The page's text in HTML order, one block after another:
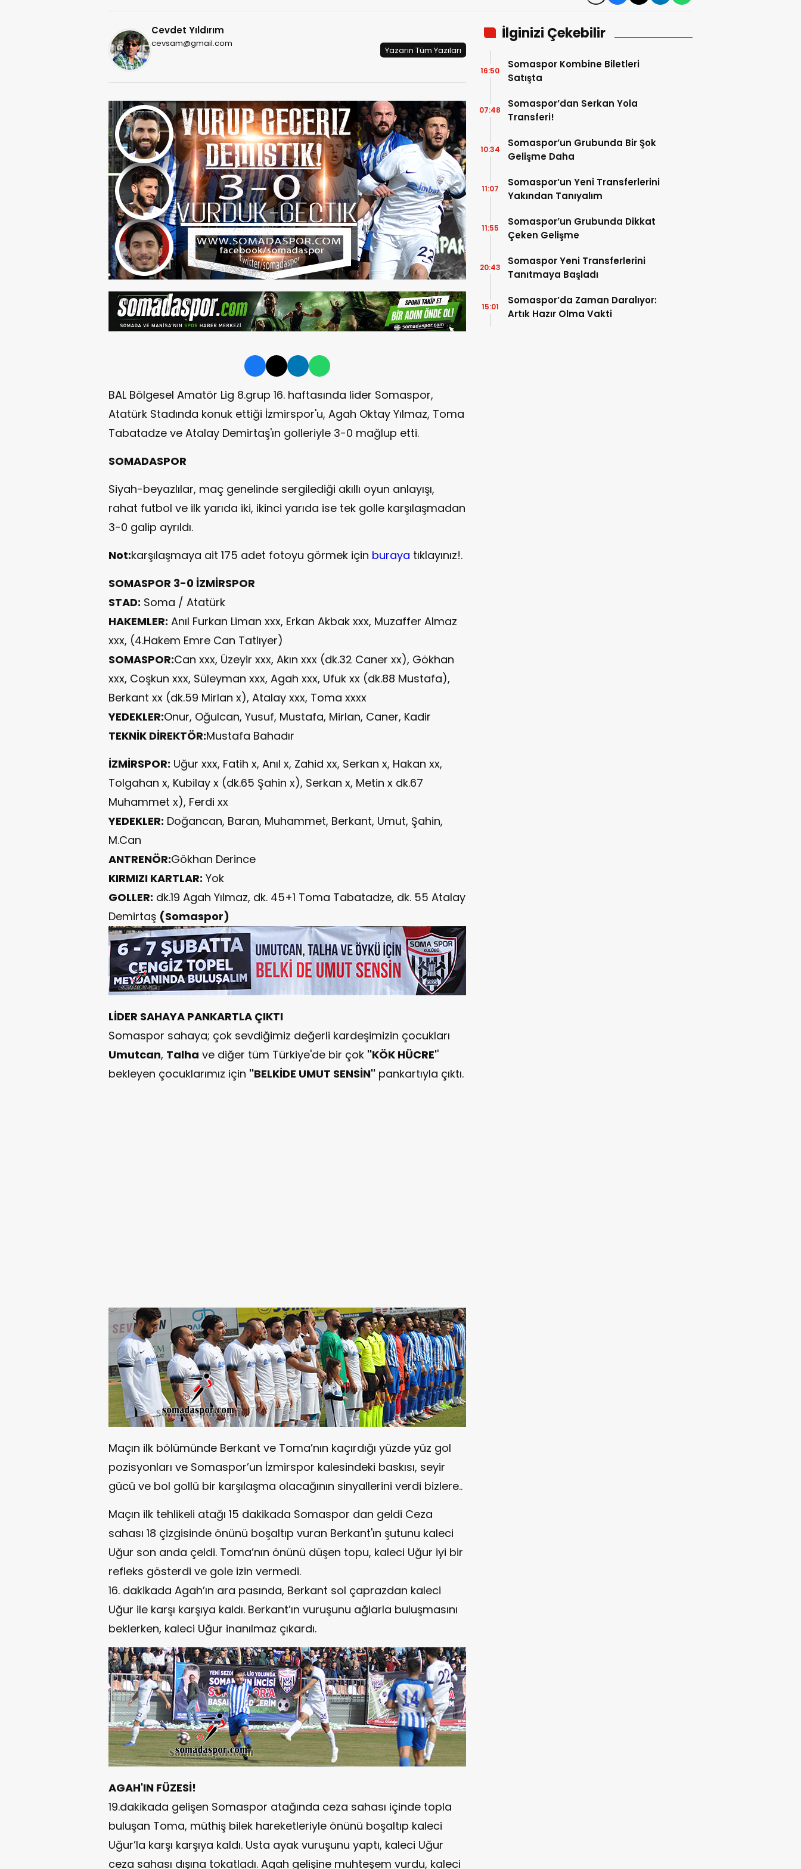
Cevdet Yıldırım
cevsam@gmail.com
Yazarın Tüm Yazıları
BAL Bölgesel Amatör Lig 8.grup 16. haftasında lider Somaspor,
Atatürk Stadında konuk ettiği İzmirspor'u, Agah Oktay Yılmaz, Toma
Tabatadze ve Atalay Demirtaş'ın golleriyle 3-0 mağlup etti.
SOMADASPOR
Siyah-beyazlılar, maç genelinde sergilediği akıllı oyun anlayışı,
rahat futbol ve ilk yarıda iki, ikinci yarıda ise tek golle karşılaşmadan
3-0 galip ayrıldı.
Not:karşılaşmaya ait 175 adet fotoyu görmek için buraya tıklayınız!.
SOMASPOR 3-0 İZMİRSPOR
STAD: Soma / Atatürk
HAKEMLER: Anıl Furkan Liman xxx, Erkan Akbak xxx, Muzaffer Almaz
xxx, (4.Hakem Emre Can Tatlıyer)
SOMASPOR:Can xxx, Üzeyir xxx, Akın xxx (dk.32 Caner xx), Gökhan
xxx, Coşkun xxx, Süleyman xxx, Agah xxx, Ufuk xx (dk.88 Mustafa),
Berkant xx (dk.59 Mirlan x), Atalay xxx, Toma xxxx
YEDEKLER:Onur, Oğulcan, Yusuf, Mustafa, Mirlan, Caner, Kadir
TEKNİK DİREKTÖR:Mustafa Bahadır
İZMİRSPOR: Uğur xxx, Fatih x, Anıl x, Zahid xx, Serkan x, Hakan xx,
Tolgahan x, Kubilay x (dk.65 Şahin x), Serkan x, Metin x dk.67
Muhammet x), Ferdi xx
YEDEKLER: Doğancan, Baran, Muhammet, Berkant, Umut, Şahin,
M.Can
ANTRENÖR:Gökhan Derince
KIRMIZI KARTLAR: Yok
GOLLER: dk.19 Agah Yılmaz, dk. 45+1 Toma Tabatadze, dk. 55 Atalay
Demirtaş (Somaspor)
LİDER SAHAYA PANKARTLA ÇIKTI
Somaspor sahaya; çok sevdiğimiz değerli kardeşimizin çocukları
Umutcan, Talha ve diğer tüm Türkiye'de bir çok ''KÖK HÜCRE''
bekleyen çocuklarımız için ''BELKİDE UMUT SENSİN'' pankartıyla çıktı.
Maçın ilk bölümünde Berkant ve Toma’nın kaçırdığı yüzde yüz gol
pozisyonları ve Somaspor’un İzmirspor kalesindeki baskısı, seyir
gücü ve bol gollü bir karşılaşma olacağının sinyallerini verdi bizlere..
Maçın ilk tehlikeli atağı 15 dakikada Somaspor dan geldi Ceza
sahası 18 çizgisinde önünü boşaltıp vuran Berkant'ın şutunu kaleci
Uğur son anda çeldi. Toma’nın önünü düşen topu, kaleci Uğur iyi bir
refleks gösterdi ve gole izin vermedi.
16. dakikada Agah’ın ara pasında, Berkant sol çaprazdan kaleci
Uğur ile karşı karşıya kaldı. Berkant’ın vuruşunu ağlarla buluşmasını
beklerken, kaleci Uğur inanılmaz çıkardı.
AGAH'IN FÜZESİ!
19.dakikada gelişen Somaspor atağında ceza sahası içinde topla
buluşan Toma, müthiş bilek hareketleriyle önünü boşaltıp kaleci
Uğur’la karşı karşıya kaldı. Usta ayak vuruşunu yaptı, kaleci Uğur
ceza sahası dışına tokatladı. Agah gelişine muhteşem vurdu, kaleci
İlginizi Çekebilir
Somaspor Kombine Biletleri
Satışta
16:50
Somaspor’dan Serkan Yola
Transferi!
07:48
Somaspor’un Grubunda Bir Şok
Gelişme Daha
10:34
Somaspor’un Yeni Transferlerini
Yakından Tanıyalım
11:07
Somaspor’un Grubunda Dikkat
Çeken Gelişme
11:55
Somaspor Yeni Transferlerini
Tanıtmaya Başladı
20:43
Somaspor’da Zaman Daralıyor:
Artık Hazır Olma Vakti
15:01